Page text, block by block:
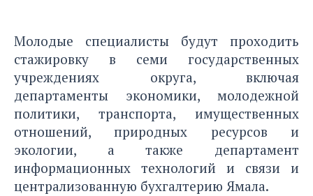
Молодые специалисты будут проходить
стажировку в семи государственных
учреждениях округа, включая
департаменты экономики, молодежной
политики, транспорта, имущественных
отношений, природных ресурсов и
экологии, а также департамент
информационных технологий и связи и
централизованную бухгалтерию Ямала.